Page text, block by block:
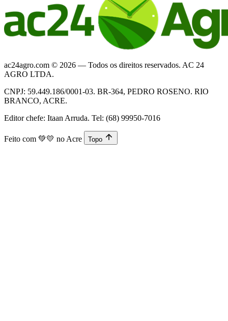
ac24agro.com © 2026 — Todos os direitos reservados. AC 24
AGRO LTDA.
CNPJ: 59.449.186/0001-03. BR-364, PEDRO ROSENO. RIO
BRANCO, ACRE.
Editor chefe: Itaan Arruda. Tel: (68) 99950-7016
Feito com 💚💛 no Acre Topo